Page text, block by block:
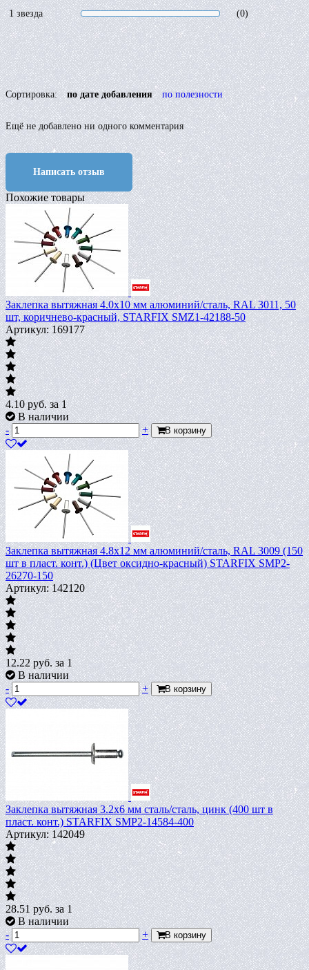
1 звезда
(0)
Сортировка: по дате добавления по полезности
Ещё не добавлено ни одного комментария
Написать отзыв
Похожие товары
Заклепка вытяжная 4.0х10 мм алюминий/сталь, RAL 3011, 50
шт, коричнево-красный, STARFIX SMZ1-42188-50
Артикул: 169177
4.10руб.за 1
В наличии
-
+ В корзину
Заклепка вытяжная 4.8х12 мм алюминий/сталь, RAL 3009 (150
шт в пласт. конт.) (Цвет оксидно-красный) STARFIX SMP2-
26270-150
Артикул: 142120
12.22руб.за 1
В наличии
-
+ В корзину
Заклепка вытяжная 3.2х6 мм сталь/сталь, цинк (400 шт в
пласт. конт.) STARFIX SMP2-14584-400
Артикул: 142049
28.51руб.за 1
В наличии
-
+ В корзину